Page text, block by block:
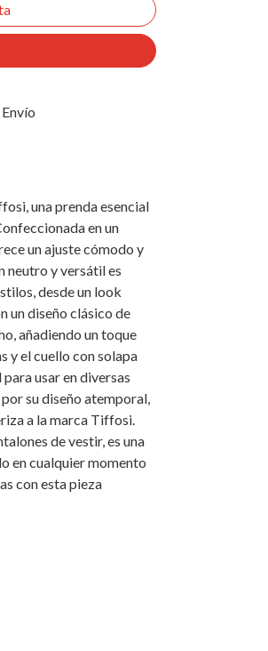
una prenda esencial
en un
un ajuste cómodo y
neutro y versátil es
desde un look
un diseño clásico de
añadiendo un toque
y el cuello con solapa
usar en diversas
su diseño atemporal,
a la marca Tiffosi.
de vestir, es una
en cualquier momento
con esta pieza